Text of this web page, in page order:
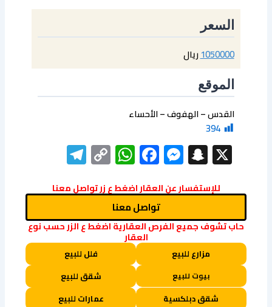
السعر
1050000ريال
الموقع
القدس – الهفوف – الأحساء
394
X
Snapchat
Messenger
Facebook
WhatsApp
Copy
Link
للإستفسار عن العقار اضغط ع زر تواصل معنا
تواصل معنا
حاب تشوف جميع الفرص العقارية اضغط ع الزر حسب نوع
العقار
مزارع للبيع فلل للبيع
بيوت للبيع
شقق للبيع
شقق دبلكسية
عمارات للبيع